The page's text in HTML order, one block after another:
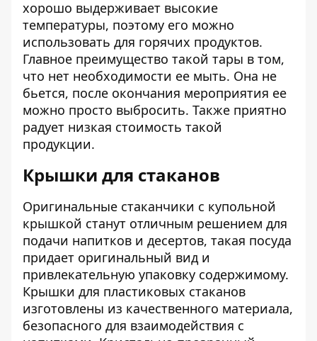
хорошо выдерживает высокие
температуры, поэтому его можно
использовать для горячих продуктов.
Главное преимущество такой тары в том,
что нет необходимости ее мыть. Она не
бьется, после окончания мероприятия ее
можно просто выбросить. Также приятно
радует низкая стоимость такой
продукции.
Крышки для стаканов
Оригинальные стаканчики с купольной
крышкой станут отличным решением для
подачи напитков и десертов, такая посуда
придает оригинальный вид и
привлекательную упаковку содержимому.
Крышки для пластиковых стаканов
изготовлены из качественного материала,
безопасного для взаимодействия с